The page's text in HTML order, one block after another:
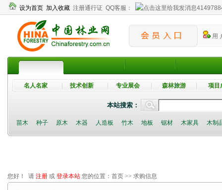
设为首页 加入收藏 注册通行证 QQ客服：
用
名人名家 技术创新 专业展会 森林旅游 项目
本站搜索：
苗木 种子 原木 木器 人造板 竹木 地板 锯材 木家具 木制
您好！ 请 注册 或 登录本站 您的位置： 首页 >> 求购信息